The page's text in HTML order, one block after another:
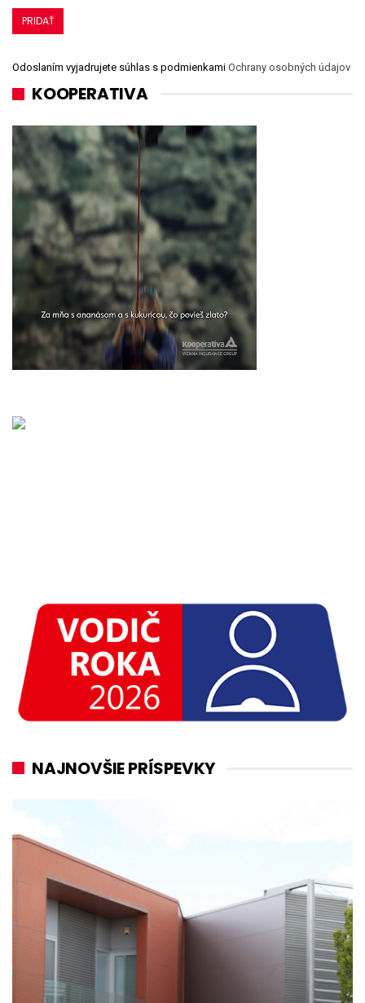
Odoslaním vyjadrujete súhlas s podmienkami Ochrany osobných údajov
KOOPERATIVA
NAJNOVŠIE PRÍSPEVKY